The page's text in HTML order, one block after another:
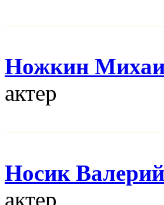
Ножкин
актер
Носик
актер